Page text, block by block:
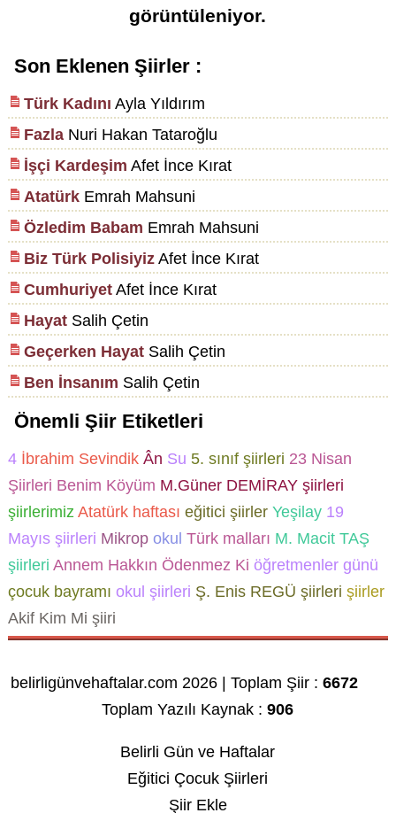
görüntüleniyor.
Son Eklenen Şiirler :
Türk Kadını Ayla Yıldırım
FazlaNuri Hakan Tataroğlu
İşçi Kardeşim Afet İnce Kırat
AtatürkEmrah Mahsuni
Özledim Babam Emrah Mahsuni
Biz Türk PolisiyizAfet İnce Kırat
CumhuriyetAfet İnce Kırat
HayatSalih Çetin
Geçerken HayatSalih Çetin
Ben İnsanım Salih Çetin
Önemli Şiir Etiketleri
4 İbrahim Sevindik Ân Su 5. sınıf şiirleri 23 Nisan
Şiirleri Benim Köyüm M.Güner DEMİRAY şiirleri
şiirlerimiz Atatürk haftası eğitici şiirler Yeşilay 19
Mayıs şiirleri Mikrop okul Türk malları M. Macit TAŞ
şiirleri Annem Hakkın Ödenmez Ki öğretmenler günü
çocuk bayramı okul şiirleri Ş. Enis REGÜ şiirleri şiirler
Akif Kim Mi şiiri
belirligünvehaftalar.com 2026 | Toplam Şiir :6672
Toplam Yazılı Kaynak :906
Belirli Gün ve Haftalar
Eğitici Çocuk Şiirleri
Şiir Ekle